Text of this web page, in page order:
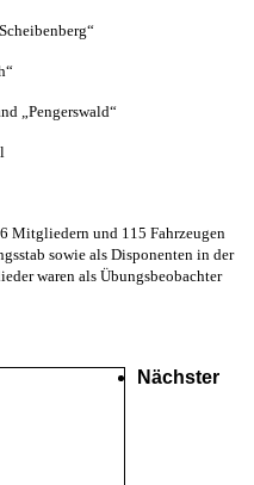
„Pengerswald“
Mitgliedern und 115 Fahrzeugen
sowie als Disponenten in der
waren als Übungsbeobachter
Nächster